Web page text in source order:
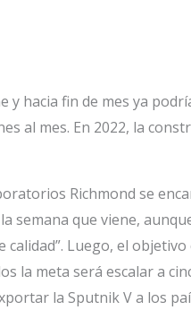
y hacia fin de mes ya
al mes. En 2022, la
Richmond se
semana que viene,
Luego, el
la meta será escalar a
la Sputnik V a los